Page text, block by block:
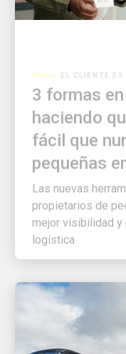
3 formas en
haciendo
fácil que
pequeñas
Las nuevas
propietarios de
mejor visibilidad y
logística